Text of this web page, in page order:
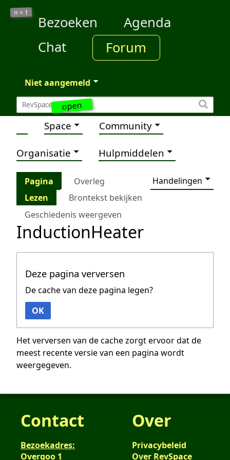
open
n = 1
Bezoeken
Agenda
Chat
Forum
Niet aangemeld
Space Community
Organisatie Hulpmiddelen
Pagina Overleg
Handelingen
Lezen
Brontekst bekijken
Geschiedenis weergeven
InductionHeater
Deze pagina verversen
De cache van deze pagina legen?
OK
Het verversen van de cache zorgt ervoor dat de
meest recente versie van een pagina wordt
weergegeven.
Contact
Bezoekadres:
Overgoo 1
Over
Privacybeleid
Over RevSpace